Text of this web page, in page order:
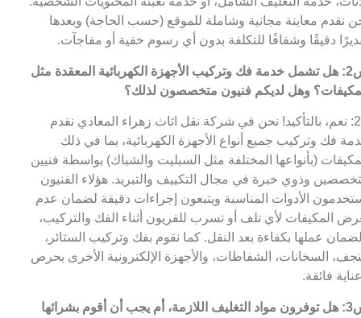
نقدم معاينة مجانية وشاملة للموقع (حسب الحاجة) وبعدها
دقيقًا وشفافًا للتكلفة بدون أي رسوم خفية أو مفاجآت.
س2: هل تشمل خدمة فك وتركيب الأجهزة الكهربائية المعقدة مثل
وهل لديكم فنيون متخصصون لذلك؟
ج2: نعم، بالتأكيد! نحن في شركة نقل اثاث زهراء المعادي نقدم
فك وتركيب جميع أنواع الأجهزة الكهربائية، بما في ذلك
(بأنواعها المختلفة مثل السبليت والشباك) بواسطة فنيين
وذوي خبرة في مجال التكييف والتبريد. هؤلاء الفنيون
الأدوات المناسبة ويتبعون إجراءات دقيقة لضمان عدم
المكيفات لأي تلف أو تسرب للفريون أثناء الفك والتركيب،
عملها بكفاءة بعد النقل. كما نقوم بفك وتركيب الستائر،
السخانات، الشفاطات، والأجهزة الإلكترونية الأخرى بحرص
فائقة.
س3: هل توفرون مواد التغليف اللازمة، أم يجب أن أقوم بشرائها